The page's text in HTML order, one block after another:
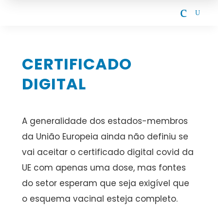
c U
CERTIFICADO
DIGITAL
A generalidade dos estados-membros
da União Europeia ainda não definiu se
vai aceitar o certificado digital covid da
UE com apenas uma dose, mas fontes
do setor esperam que seja exigível que
o esquema vacinal esteja completo.